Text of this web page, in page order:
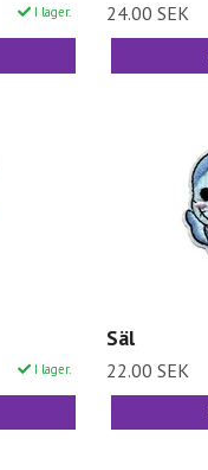
I lager. 24.00 SEK
I lager.
Säl
22.00 SEK